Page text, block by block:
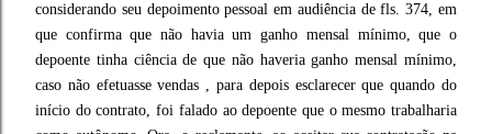
considerando seu depoimento pessoal em audiência de fls. 374, em
que confirma que não havia um ganho mensal mínimo, que o
depoente tinha ciência de que não haveria ganho mensal mínimo,
caso não efetuasse vendas , para depois esclarecer que quando do
início do contrato, foi falado ao depoente que o mesmo trabalharia